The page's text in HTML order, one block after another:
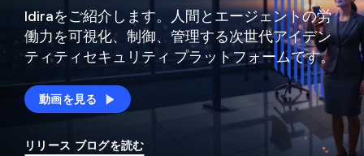
Idiraをご紹介します。人間とエージェントの労
働力を可視化、制御、 管理する次世代アイデン
ティティセキュリティ プラットフォームです。
動画を見る
リリース ブログを読む